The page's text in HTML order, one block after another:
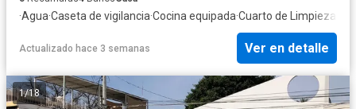
·Agua·Caseta de vigilancia·Cocina equipada·Cuarto de Limpieza
Actualizado hace 3 semanas Ver en detalle
1/18